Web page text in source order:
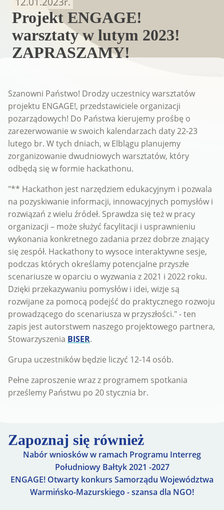
Projekt ENGAGE!
warsztaty w lutym 2023!
ZAPRASZAMY!
Szanowni Państwo! Drodzy uczestnicy warsztatów
projektu ENGAGE!, przedstawiciele organizacji
pozarządowych! Do Państwa kierujemy prośbę o
zarezerwowanie w swoich kalendarzach daty 22-23
lutego br. W tych dniach, w Elblągu planujemy
zorganizowanie dwudniowych warsztatów, który
odbędą się w formie hackathonu.
"** Hackathon jest narzędziem edukacyjnym i pozwala
na pozyskiwanie informacji, innowacyjnych pomysłów i
rozwiązań z wielu źródeł. Sprawdza się też w pracy
organizacji – może służyć facylitacji i usprawnieniu
wykonania konkretnego zadania przez dobrze znający
się zespół. Hackathony to wysoce interaktywne sesje,
podczas których określamy potencjalne przyszłe
scenariusze w oparciu o wyzwania z 2021 i 2022 roku.
Dzięki przekazywaniu pomysłów i idei, wizje są
rozwijane za pomocą podejść do praktycznego rozwoju
prowadzącego do scenariusza w przyszłości." - ten
zapis jest autorstwem naszego projektowego partnera,
Stowarzyszenia BISER.
Grupa uczestników będzie liczyć 12-14 osób.
Pełne zaproszenie wraz z programem spotkania
prześlemy Państwu po 20 stycznia br.
Zapoznaj się również
Nabór wniosków w ramach Programu Interreg
Południowy Bałtyk 2021 -2027
ENGAGE! Otwarty konkurs Samorządu Województwa
Warmińsko-Mazurskiego - szansa dla NGO!